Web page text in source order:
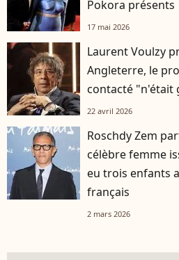
Pokora présents
17 mai 2026
Laurent Voulzy
Angleterre, le
contacté "n'était
22 avril 2026
Roschdy Zem
célèbre femme
eu trois enfants
français
2 mars 2026